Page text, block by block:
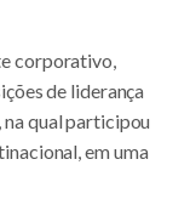
corporativo,
de liderança
na qual participou
em uma